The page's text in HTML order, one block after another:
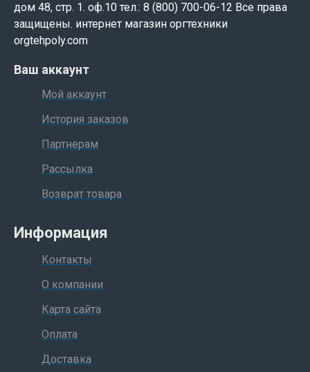
дом 48, стр. 1. оф.10 тел.: 8 (800) 700-06-12 Все права
защищены. интернет магазин оргтехники
orgtehpoly.com
Ваш аккаунт
Мой аккаунт
История заказов
Партнерам
Рассылка
Возврат товара
Информация
Контакты
О компании
Карта сайта
Оплата
Доставка